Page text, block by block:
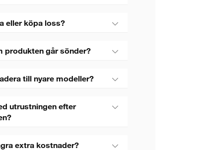
eller köpa loss?
produkten går sönder?
till nyare modeller?
utrustningen efter
extra kostnader?